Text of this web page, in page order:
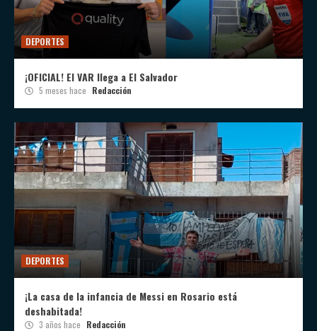
DEPORTES
¡OFICIAL! El VAR llega a El Salvador
5 meses hace Redacción
DEPORTES
¡La casa de la infancia de Messi en Rosario está
deshabitada!
3 años hace Redacción